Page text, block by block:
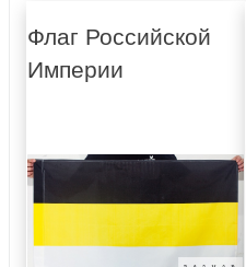
Флаг Российской
Империи